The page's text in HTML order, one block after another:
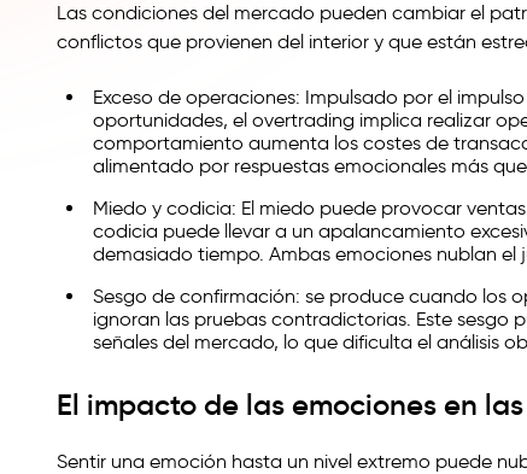
Las condiciones del mercado pueden cambiar el
conflictos que provienen del interior y que están
Exceso de operaciones: Impulsado por el
oportunidades, el overtrading implica realizar
comportamiento aumenta los costes de
alimentado por respuestas emocionales más
Miedo y codicia: El miedo puede provocar
codicia puede llevar a un apalancamiento
demasiado tiempo. Ambas emociones nublan
Sesgo de confirmación: se produce cuando los
ignoran las pruebas contradictorias. Este sesgo
señales del mercado, lo que dificulta el análisis
El impacto de las emociones en
Sentir una emoción hasta un nivel extremo puede